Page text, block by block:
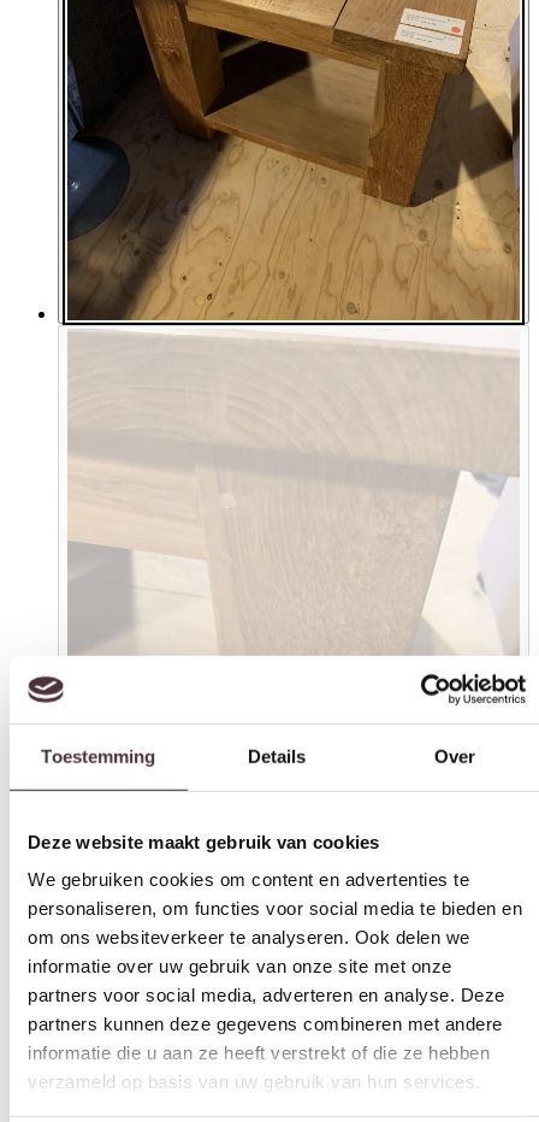
Toestemming Over
Deze website maakt gebruik van cookies
personaliseren, om functies voor social media te bieden en
informatie over uw gebruik van onze site met onze
partners voor social media, adverteren en analyse. Deze
partners kunnen deze gegevens combineren met andere
informatie die u aan ze heeft verstrekt of die ze hebben
verzameld op basis van uw gebruik van hun services.
Toestemmingsselectie
SHOWMODEL Tower Living bijzettafel Veenendaal met onderblad
teak
De getoonde prijs is de OPHAALPRIJS.
Indien u kiest voor verzending zullen wij zo snel mogelijk contact
met u opnemen voor de bezorgkosten.